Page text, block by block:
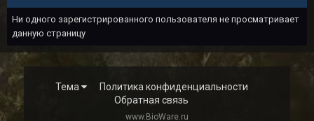
Ни одного зарегистрированного пользователя не просматривает
данную страницу
Тема
Политика конфиденциальности
Обратная связь
www.BioWare.ru